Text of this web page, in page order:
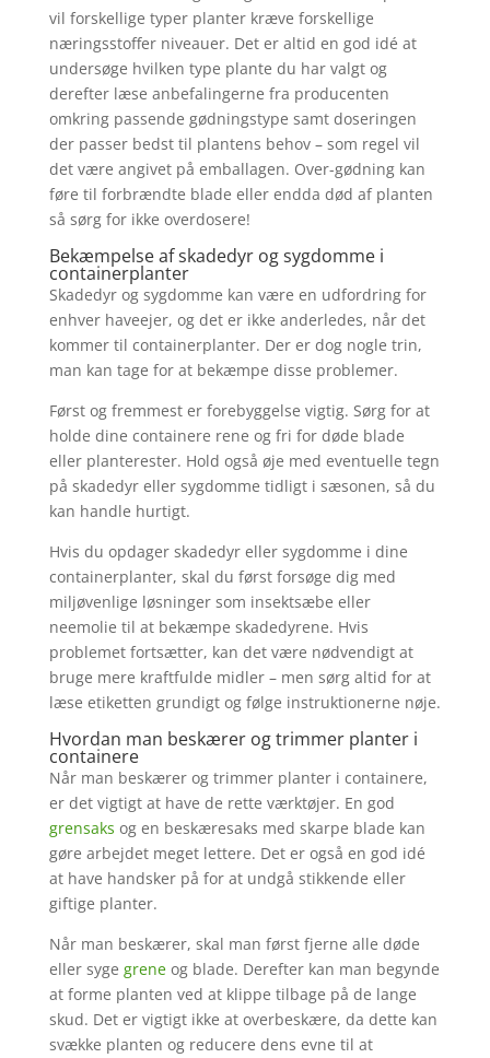
vil forskellige typer planter kræve forskellige
næringsstoffer niveauer. Det er altid en god idé at
undersøge hvilken type plante du har valgt og
derefter læse anbefalingerne fra producenten
omkring passende gødningstype samt doseringen
der passer bedst til plantens behov – som regel vil
det være angivet på emballagen. Over-gødning kan
føre til forbrændte blade eller endda død af planten
så sørg for ikke overdosere!
Bekæmpelse af skadedyr og sygdomme i
containerplanter
Skadedyr og sygdomme kan være en udfordring for
enhver haveejer, og det er ikke anderledes, når det
kommer til containerplanter. Der er dog nogle trin,
man kan tage for at bekæmpe disse problemer.
Først og fremmest er forebyggelse vigtig. Sørg for at
holde dine containere rene og fri for døde blade
eller planterester. Hold også øje med eventuelle tegn
på skadedyr eller sygdomme tidligt i sæsonen, så du
kan handle hurtigt.
Hvis du opdager skadedyr eller sygdomme i dine
containerplanter, skal du først forsøge dig med
miljøvenlige løsninger som insektsæbe eller
neemolie til at bekæmpe skadedyrene. Hvis
problemet fortsætter, kan det være nødvendigt at
bruge mere kraftfulde midler – men sørg altid for at
læse etiketten grundigt og følge instruktionerne nøje.
Hvordan man beskærer og trimmer planter i
containere
Når man beskærer og trimmer planter i containere,
er det vigtigt at have de rette værktøjer. En god
grensaks og en beskæresaks med skarpe blade kan
gøre arbejdet meget lettere. Det er også en god idé
at have handsker på for at undgå stikkende eller
giftige planter.
Når man beskærer, skal man først fjerne alle døde
eller syge greneog blade. Derefter kan man begynde
at forme planten ved at klippe tilbage på de lange
skud. Det er vigtigt ikke at overbeskære, da dette kan
svække planten og reducere dens evne til at